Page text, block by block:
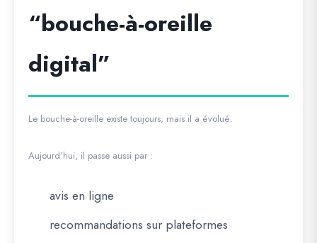
“bouche-à-oreille
digital”
Le bouche-à-oreille existe toujours, mais il a évolué.
Aujourd’hui, il passe aussi par :
avis en ligne
recommandations sur plateformes